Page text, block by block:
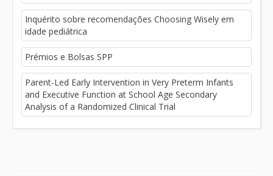
Inquérito sobre recomendações Choosing Wisely em
idade pediátrica
Prémios e Bolsas SPP
Parent-Led Early Intervention in Very Preterm Infants
and Executive Function at School Age Secondary
Analysis of a Randomized Clinical Trial